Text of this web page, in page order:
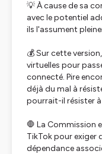
💡 À cause de sa
avec le potentiel
ils l'assument
💰 Sur cette
virtuelles pour
connecté. Pire
déjà du mal à
pourrait-il résister
🛑 La Commission
TikTok pour exiger
dépendance